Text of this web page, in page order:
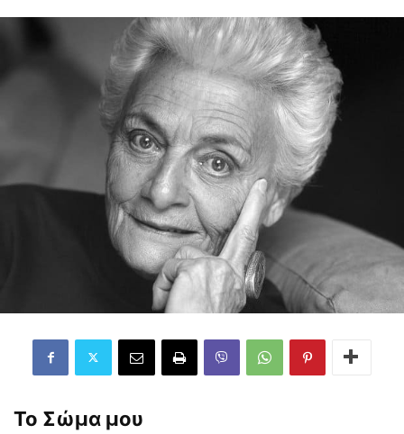
Το Σώμα μου